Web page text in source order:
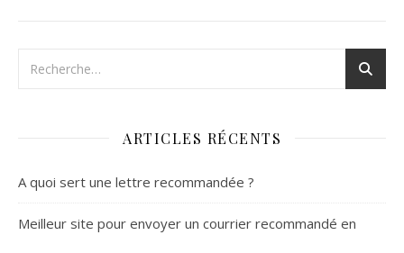
ARTICLES RÉCENTS
A quoi sert une lettre recommandée ?
Meilleur site pour envoyer un courrier recommandé en